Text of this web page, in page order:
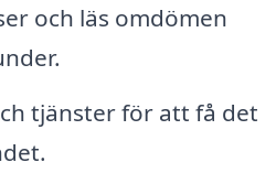
och läs omdömen
tjänster för att få det